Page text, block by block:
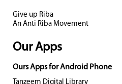
Give up Riba
An Anti Riba Movement
Our Apps
Ours Apps for Android Phone
Tanzeem Digital Library